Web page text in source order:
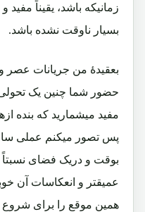
زمانیکه باشد، یقیناً
بسیار ناوقت نشده باشد.
بعقیدۀ من جریانات عصر
حضور شما چنین یک
مفید میشمارید که بنده
پس تصور میکنم عملی
بوقت و دریک فضای نسبتاً
عمیقتر و انعکاسات آن
همین موقع را برای شروع